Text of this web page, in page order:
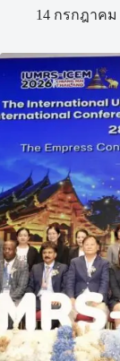
14 กรกฎาคม